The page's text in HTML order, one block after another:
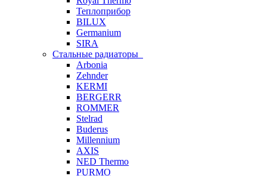
Теплоприбор
BILUX
Germanium
SIRA
Стальные радиаторы
Arbonia
Zehnder
KERMI
BERGERR
ROMMER
Stelrad
Buderus
Millennium
AXIS
NED Thermo
PURMO